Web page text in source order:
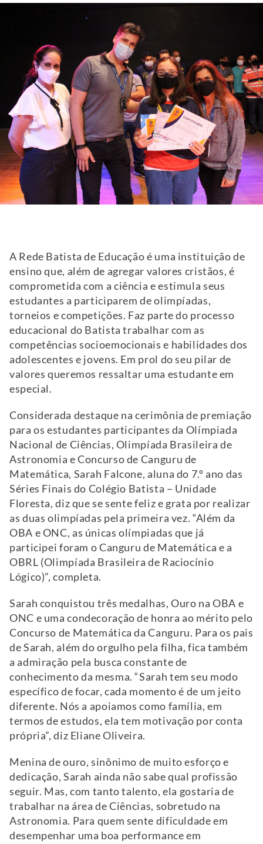
A Rede Batista de Educação é uma instituição de
ensino que, além de agregar valores cristãos, é
comprometida com a ciência e estimula seus
estudantes a participarem de olimpíadas,
torneios e competições. Faz parte do processo
educacional do Batista trabalhar com as
competências socioemocionais e habilidades dos
adolescentes e jovens. Em prol do seu pilar de
valores queremos ressaltar uma estudante em
especial.
Considerada destaque na cerimônia de premiação
para os estudantes participantes da Olímpiada
Nacional de Ciências, Olimpíada Brasileira de
Astronomia e Concurso de Canguru de
Matemática, Sarah Falcone, aluna do 7.º ano das
Séries Finais do Colégio Batista – Unidade
Floresta, diz que se sente feliz e grata por realizar
as duas olimpíadas pela primeira vez. “Além da
OBA e ONC, as únicas olímpiadas que já
participei foram o Canguru de Matemática e a
OBRL (Olimpíada Brasileira de Raciocínio
Lógico)”, completa.
Sarah conquistou três medalhas, Ouro na OBA e
ONC e uma condecoração de honra ao mérito pelo
Concurso de Matemática da Canguru. Para os pais
de Sarah, além do orgulho pela filha, fica também
a admiração pela busca constante de
conhecimento da mesma. “Sarah tem seu modo
específico de focar, cada momento é de um jeito
diferente. Nós a apoiamos como família, em
termos de estudos, ela tem motivação por conta
própria”, diz Eliane Oliveira.
Menina de ouro, sinônimo de muito esforço e
dedicação, Sarah ainda não sabe qual profissão
seguir. Mas, com tanto talento, ela gostaria de
trabalhar na área de Ciências, sobretudo na
Astronomia. Para quem sente dificuldade em
desempenhar uma boa performance em